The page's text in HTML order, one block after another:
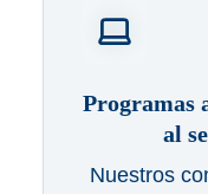
Programas
al
Nuestros